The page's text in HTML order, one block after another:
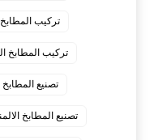
تركيب المطابخ
تركيب المطابخ
تصنيع المطابخ
تصنيع المطابخ